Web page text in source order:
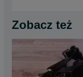
Zobacz też